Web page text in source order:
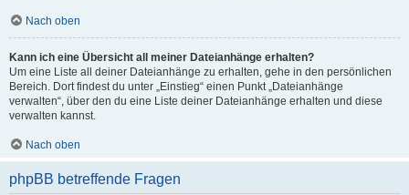
Nach oben
Kann ich eine Übersicht all meiner Dateianhänge erhalten?
Um eine Liste all deiner Dateianhänge zu erhalten, gehe in den persönlichen
Bereich. Dort findest du unter „Einstieg“ einen Punkt „Dateianhänge
verwalten“, über den du eine Liste deiner Dateianhänge erhalten und diese
verwalten kannst.
Nach oben
phpBB betreffende Fragen